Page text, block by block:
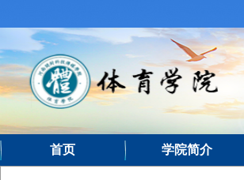
首页 学院简介